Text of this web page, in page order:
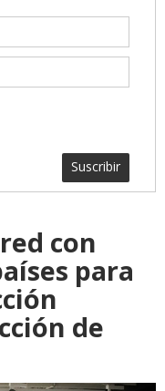
Suscribir
con
para
de